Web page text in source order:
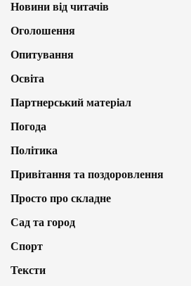
Новини від читачів
Оголошення
Опитування
Освіта
Партнерський матеріал
Погода
Політика
Привітання та поздоровлення
Просто про складне
Сад та город
Спорт
Тексти